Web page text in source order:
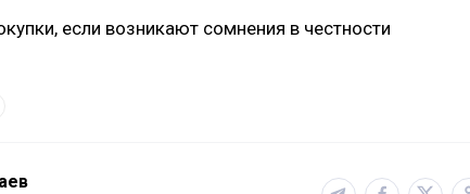
если возникают сомнения в честности